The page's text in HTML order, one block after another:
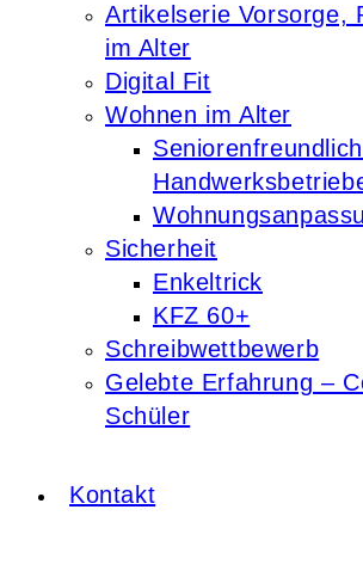
Artikelserie Vorsorge,
im Alter
Digital Fit
Wohnen im Alter
Sicherheit
Enkeltrick
KFZ 60+
Schreibwettbewerb
Gelebte Erfahrung –
Schüler
Kontakt